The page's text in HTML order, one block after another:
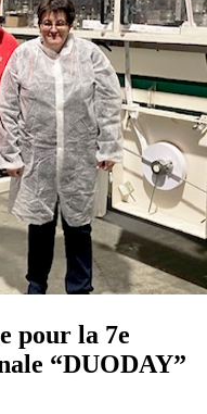
pour la 7e
“DUODAY”